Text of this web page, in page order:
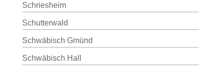
Schriesheim
Schutterwald
Schwäbisch Gmünd
Schwäbisch Hall